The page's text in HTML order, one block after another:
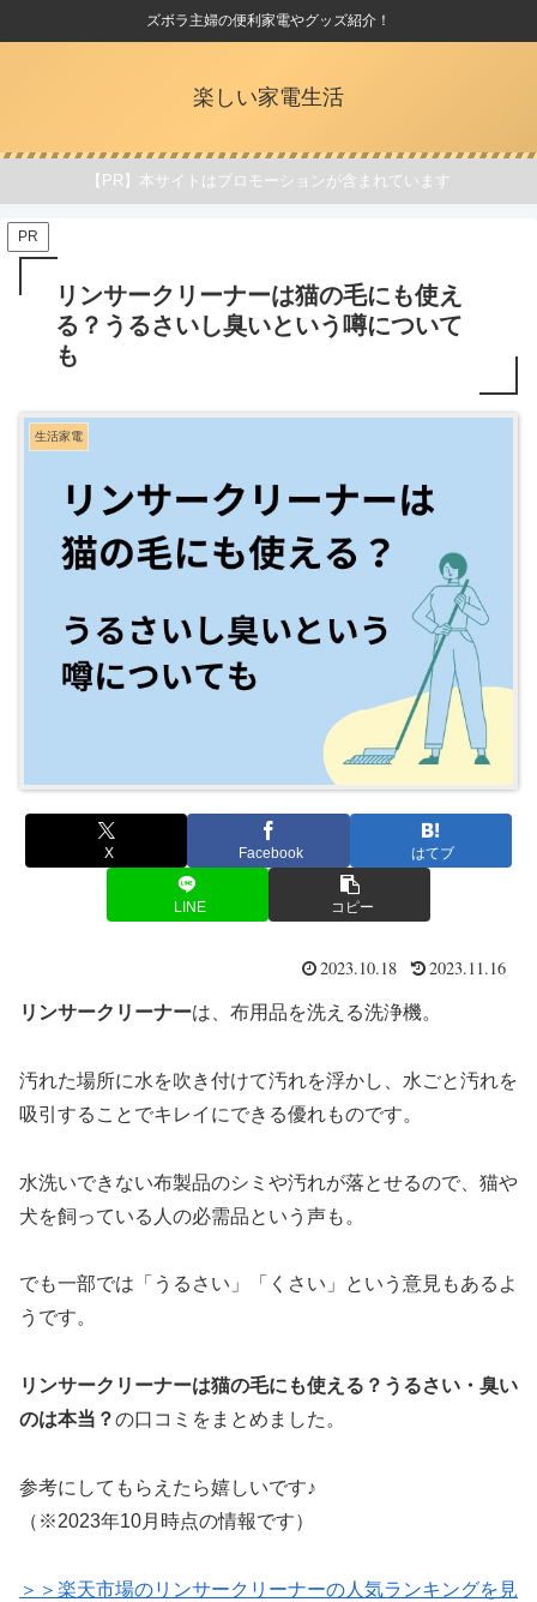
ズボラ主婦の便利家電やグッズ紹介！
楽しい家電生活
【PR】本サイトはプロモーションが含まれています
PR
リンサークリーナーは猫の毛にも使え
る？うるさいし臭いという噂について
も
生活家電
X Facebook はてブ
LINE コピー
2023.10.18 2023.11.16
リンサークリーナーは、布用品を洗える洗浄機。
汚れた場所に水を吹き付けて汚れを浮かし、水ごと汚れを
吸引することでキレイにできる優れものです。
水洗いできない布製品のシミや汚れが落とせるので、猫や
犬を飼っている人の必需品という声も。
でも一部では「うるさい」「くさい」という意見もあるよ
うです。
リンサークリーナーは猫の毛にも使える？うるさい・臭い
のは本当？の口コミをまとめました。
参考にしてもらえたら嬉しいです♪
（※2023年10月時点の情報です）
＞＞楽天市場のリンサークリーナーの人気ランキングを見